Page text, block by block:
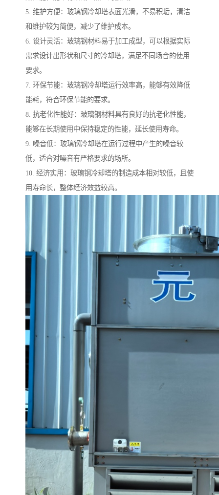
5. 维护方便：玻璃钢冷却塔表面光滑，不易积垢，清洁
和维护较为简便，减少了维护成本。
6. 设计灵活：玻璃钢材料易于加工成型，可以根据实际
需求设计出形状和尺寸的冷却塔，满足不同场合的使用
要求。
7. 环保节能：玻璃钢冷却塔运行效率高，能够有效降低
能耗，符合环保节能的要求。
8. 抗老化性能好：玻璃钢材料具有良好的抗老化性能，
能够在长期使用中保持稳定的性能，延长使用寿命。
9. 噪音低：玻璃钢冷却塔在运行过程中产生的噪音较
低，适合对噪音有严格要求的场所。
10. 经济实用：玻璃钢冷却塔的制造成本相对较低，且使
用寿命长，整体经济效益较高。